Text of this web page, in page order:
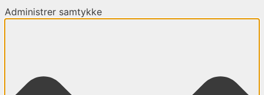
Administrer samtykke